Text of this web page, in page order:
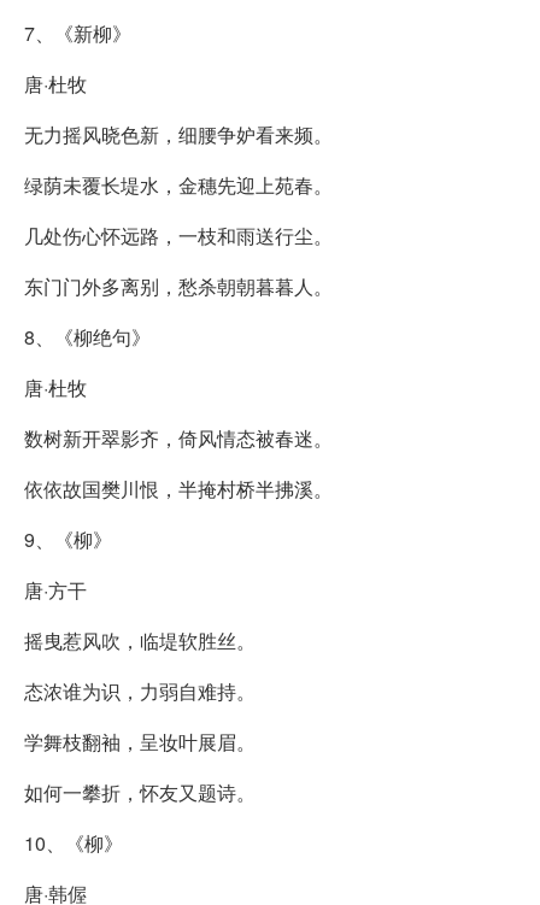
7、《新柳》
唐·杜牧
无力摇风晓色新，细腰争妒看来频。
绿荫未覆长堤水，金穗先迎上苑春。
几处伤心怀远路，一枝和雨送行尘。
东门门外多离别，愁杀朝朝暮暮人。
8、《柳绝句》
唐·杜牧
数树新开翠影齐，倚风情态被春迷。
依依故国樊川恨，半掩村桥半拂溪。
9、《柳》
唐·方干
摇曳惹风吹，临堤软胜丝。
态浓谁为识，力弱自难持。
学舞枝翻袖，呈妆叶展眉。
如何一攀折，怀友又题诗。
10、《柳》
唐·韩偓